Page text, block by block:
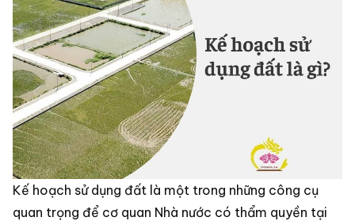
Kế hoạch sử dụng đất là một trong những công cụ
quan trọng để cơ quan Nhà nước có thẩm quyền tại